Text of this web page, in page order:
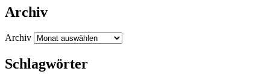
Archiv
Archiv
Schlagwörter